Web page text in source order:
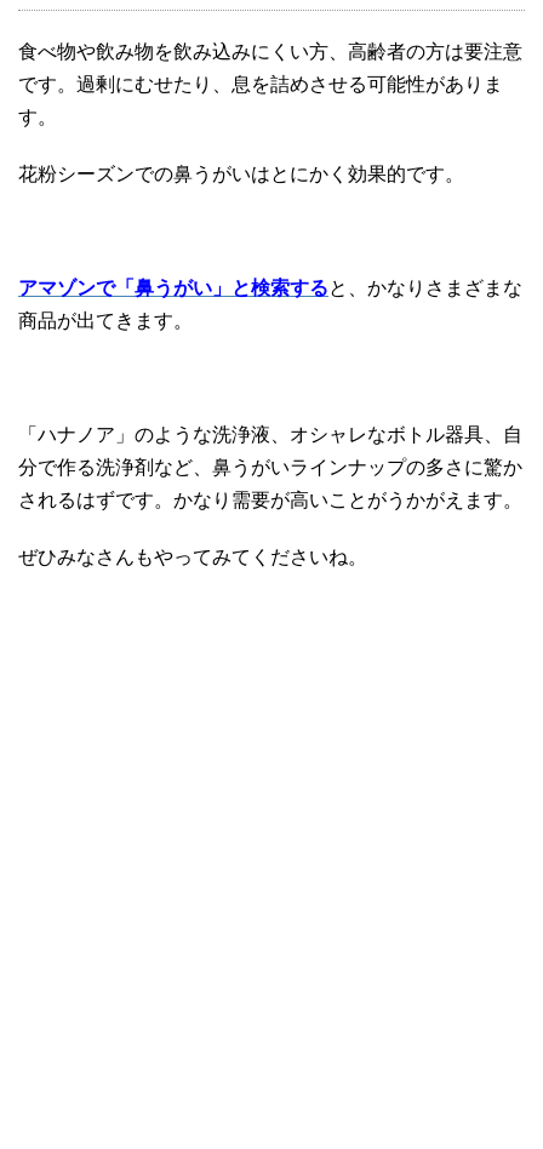
食べ物や飲み物を飲み込みにくい方、高齢者の方は要注意
です。過剰にむせたり、息を詰めさせる可能性がありま
す。
花粉シーズンでの鼻うがいはとにかく効果的です。
アマゾンで「鼻うがい」と検索すると、かなりさまざまな
商品が出てきます。
「ハナノア」のような洗浄液、オシャレなボトル器具、自
分で作る洗浄剤など、鼻うがいラインナップの多さに驚か
されるはずです。かなり需要が高いことがうかがえます。
ぜひみなさんもやってみてくださいね。